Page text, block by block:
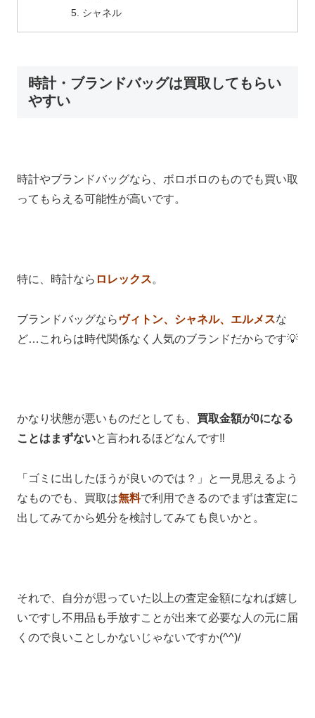
シャネル
時計・ブランドバッグは買取してもらい
やすい
時計やブランドバッグなら、ボロボロのものでも買い取
ってもらえる可能性が高いです。
特に、時計なら ロレックス。
ブランドバッグなら ヴィトン、シャネル、エルメスな
ど…これらは時代関係なく人気のブランドだからです💡
かなり状態が悪いものだとしても、 買取金額が0になる
ことはまずないと言われるほどなんです‼
「ゴミに出したほうが良いのでは？」と一見思えるよう
なものでも、買取は無料で利用できるのでまずは査定に
出してみてから処分を検討してみても良いかと。
それで、自分が思っていた以上の査定金額になれば嬉し
いですし不用品も手放すことが出来て必要な人の元に届
くので良いことしかないじゃないですか(^^)/